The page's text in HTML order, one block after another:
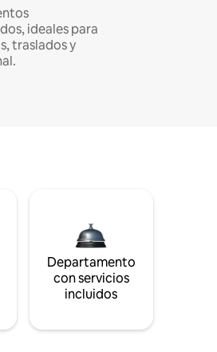
ideales para
traslados y
Departamento
con servicios
incluidos